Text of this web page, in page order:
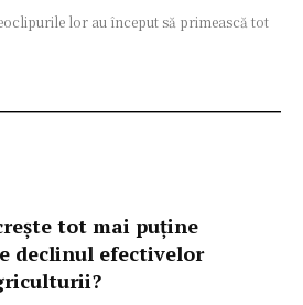
lor au început să primească tot
tot mai puține
declinul efectivelor